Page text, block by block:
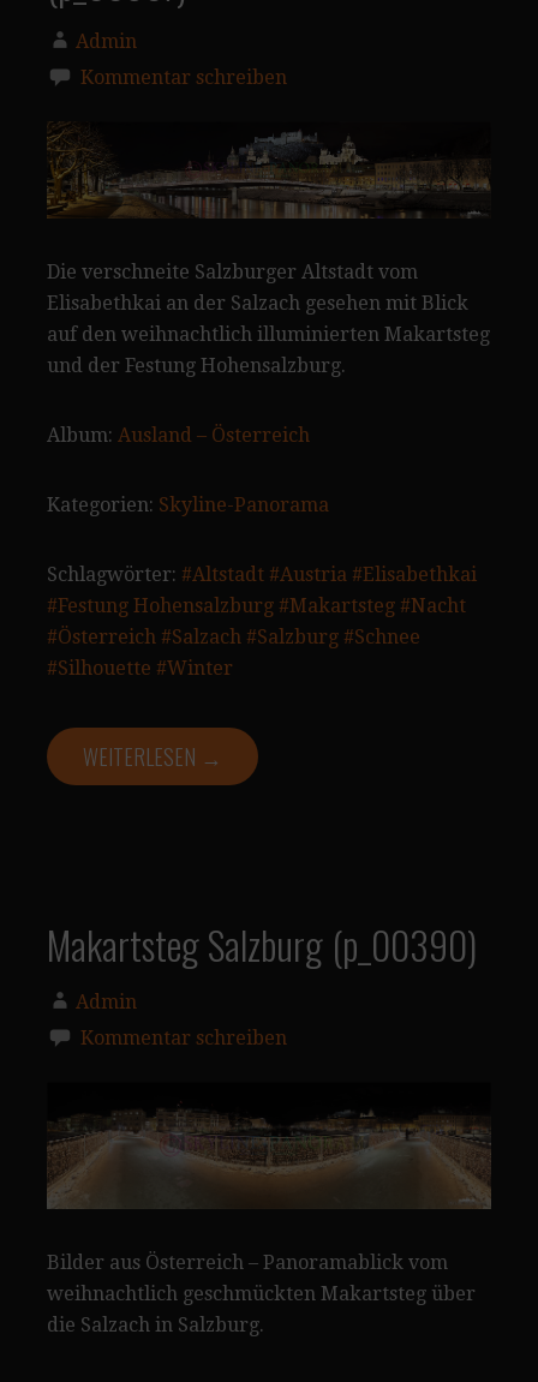
Admin
Kommentar schreiben
Die verschneite Salzburger Altstadt vom
Elisabethkai an der Salzach gesehen mit Blick
auf den weihnachtlich illuminierten Makartsteg
und der Festung Hohensalzburg.
Album: Ausland – Österreich
Kategorien: Skyline-Panorama
Schlagwörter: #Altstadt #Austria #Elisabethkai
#Festung Hohensalzburg #Makartsteg #Nacht
#Österreich #Salzach #Salzburg #Schnee
#Silhouette #Winter
WEITERLESEN →
Makartsteg Salzburg (p_00390)
Admin
Kommentar schreiben
Bilder aus Österreich – Panoramablick vom
weihnachtlich geschmückten Makartsteg über
die Salzach in Salzburg.